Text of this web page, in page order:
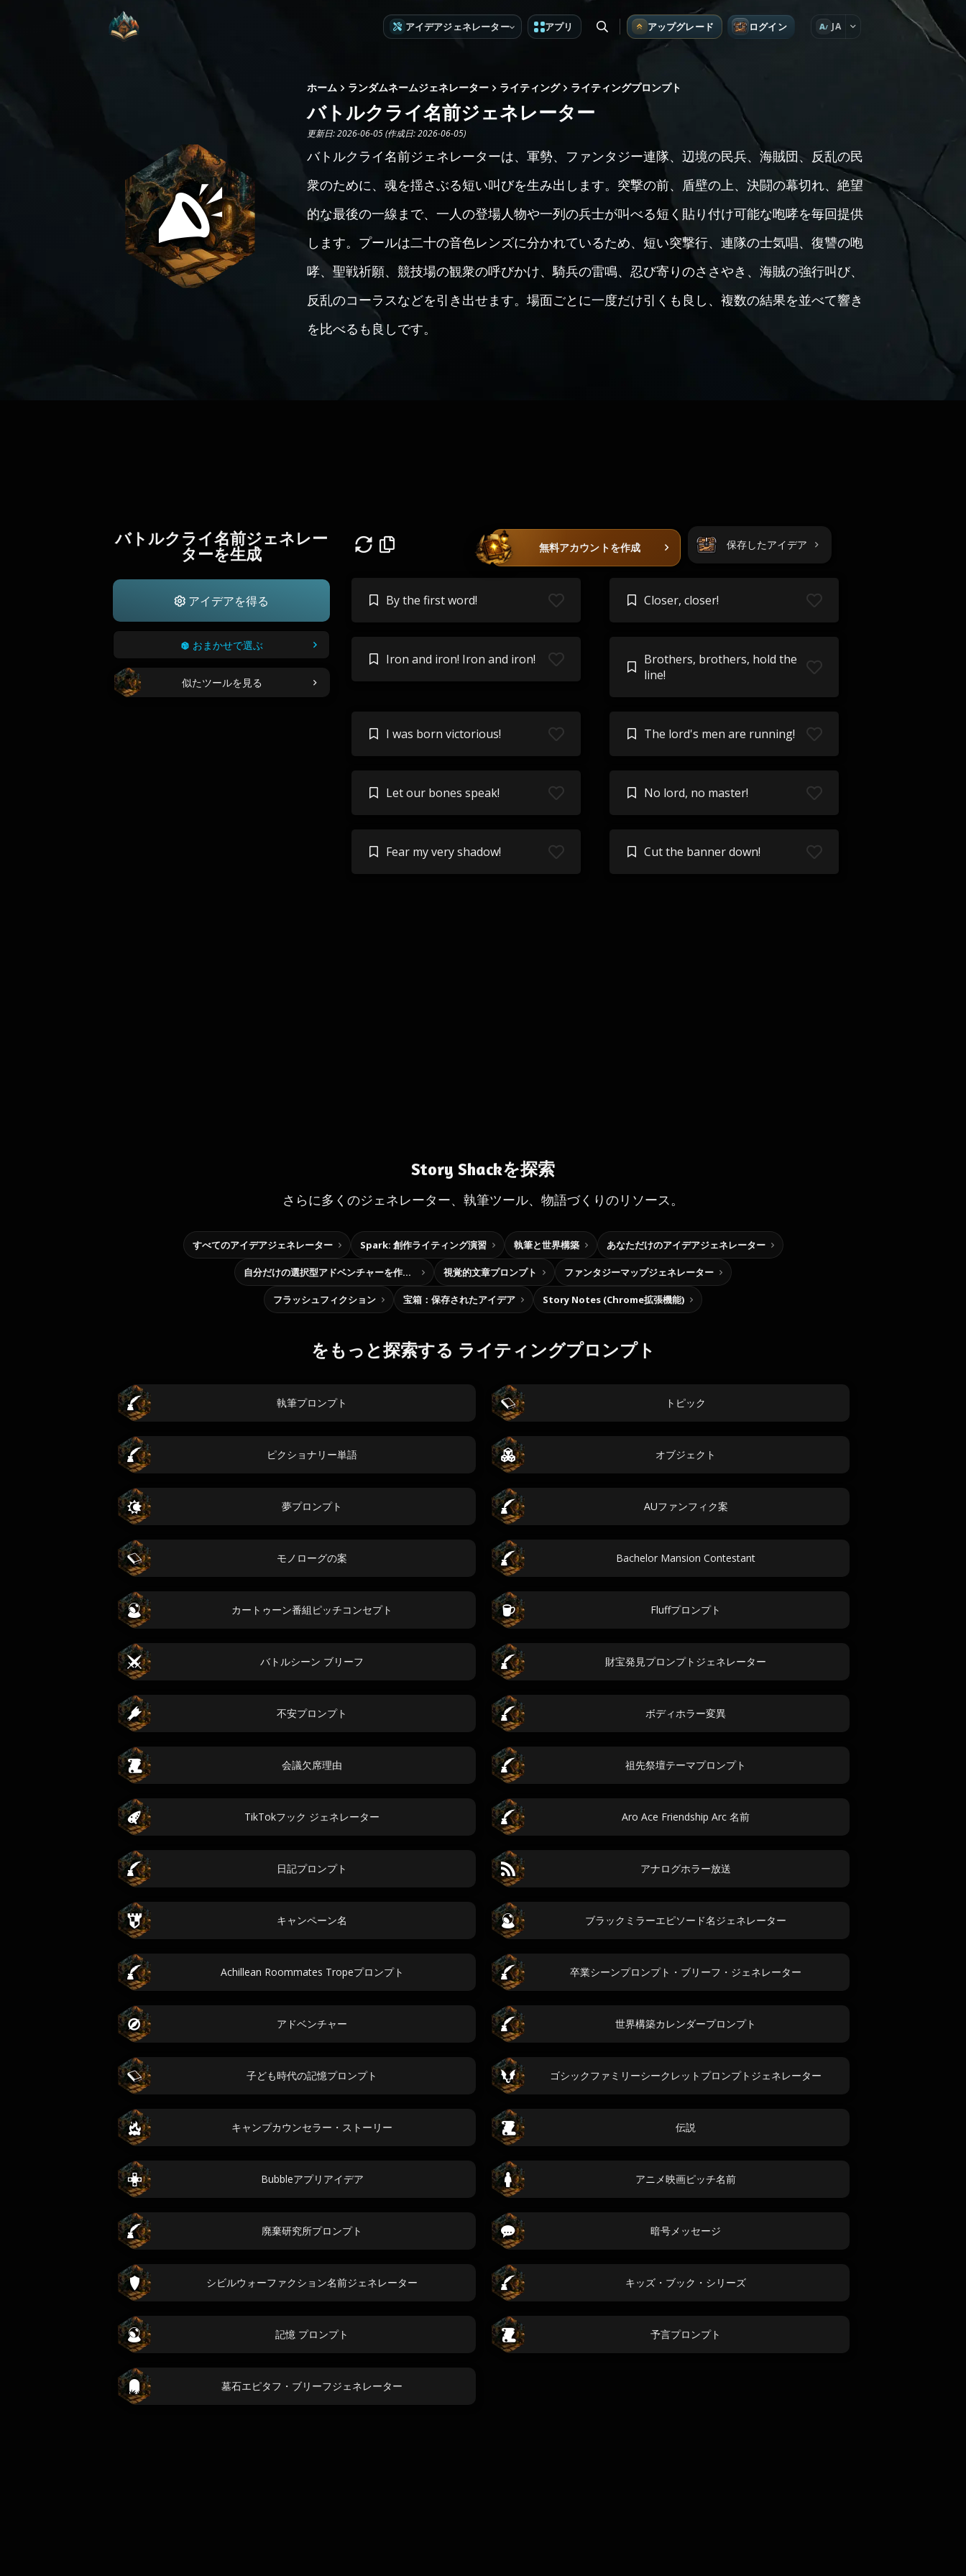
アイデアジェネレーター アプリ アップグレード ログイン A JA
ホーム ランダムネームジェネレーター ライティング ライティングプロンプト
バトルクライ名前ジェネレーター
更新日: 2026-06-05 (作成日: 2026-06-05)
バトルクライ名前ジェネレーターは、軍勢、ファンタジー連隊、辺境の民兵、海賊団、反乱の民
衆のために、魂を揺さぶる短い叫びを生み出します。突撃の前、盾壁の上、決闘の幕切れ、絶望
的な最後の一線まで、一人の登場人物や一列の兵士が叫べる短く貼り付け可能な咆哮を毎回提供
します。プールは二十の音色レンズに分かれているため、短い突撃行、連隊の士気唱、復讐の咆
哮、聖戦祈願、競技場の観衆の呼びかけ、騎兵の雷鳴、忍び寄りのささやき、海賊の強行叫び、
反乱のコーラスなどを引き出せます。場面ごとに一度だけ引くも良し、複数の結果を並べて響き
を比べるも良しです。
バトルクライ名前ジェネレー
ターを生成
アイデアを得る
おまかせで選ぶ
似たツールを見る
無料アカウントを作成 保存したアイデア
By the first word! Closer, closer!
Iron and iron! Iron and iron!
Brothers, brothers, hold the
line!
I was born victorious! The lord's men are running!
Let our bones speak! No lord, no master!
Fear my very shadow! Cut the banner down!
Story Shackを探索
さらに多くのジェネレーター、執筆ツール、物語づくりのリソース。
すべてのアイデアジェネレーター Spark: 創作ライティング演習 執筆と世界構築 あなただけのアイデアジェネレーター
自分だけの選択型アドベンチャーを作ろう 視覚的文章プロンプト ファンタジーマップジェネレーター
フラッシュフィクション 宝箱：保存されたアイデア Story Notes (Chrome拡張機能)
をもっと探索する ライティングプロンプト
執筆プロンプト トピック
ピクショナリー単語 オブジェクト
夢プロンプト AUファンフィク案
モノローグの案 Bachelor Mansion Contestant
カートゥーン番組ピッチコンセプト Fluffプロンプト
バトルシーン ブリーフ 財宝発見プロンプトジェネレーター
不安プロンプト ボディホラー変異
会議欠席理由 祖先祭壇テーマプロンプト
TikTokフック ジェネレーター Aro Ace Friendship Arc 名前
日記プロンプト アナログホラー放送
キャンペーン名 ブラックミラーエピソード名ジェネレーター
Achillean Roommates Tropeプロンプト 卒業シーンプロンプト・ブリーフ・ジェネレーター
アドベンチャー 世界構築カレンダープロンプト
子ども時代の記憶プロンプト ゴシックファミリーシークレットプロンプトジェネレーター
キャンプカウンセラー・ストーリー 伝説
Bubbleアプリアイデア アニメ映画ピッチ名前
廃棄研究所プロンプト 暗号メッセージ
シビルウォーファクション名前ジェネレーター キッズ・ブック・シリーズ
記憶 プロンプト 予言プロンプト
墓石エピタフ・ブリーフジェネレーター